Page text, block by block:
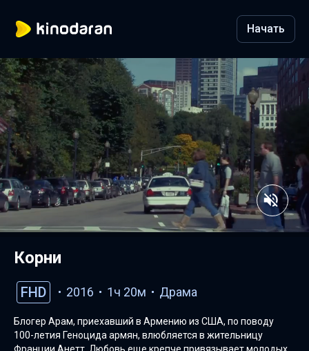
Начать
Корни
FHD 2016 1ч 20м Драма
Блогер Арам, приехавший в Армению из США, по поводу
100-летия Геноцида армян, влюбляется в жительницу
Франции Анетт. Любовь еще крепче привязывает молодых